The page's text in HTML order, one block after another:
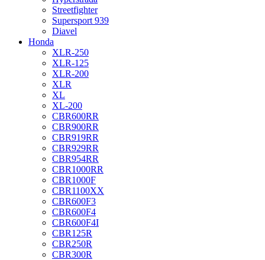
Streetfighter
Supersport 939
Diavel
Honda
XLR-250
XLR-125
XLR-200
XLR
XL
XL-200
CBR600RR
CBR900RR
CBR919RR
CBR929RR
CBR954RR
CBR1000RR
CBR1000F
CBR1100XX
CBR600F3
CBR600F4
CBR600F4I
CBR125R
CBR250R
CBR300R